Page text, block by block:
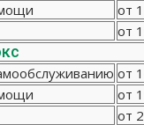
от
от
от
от
от